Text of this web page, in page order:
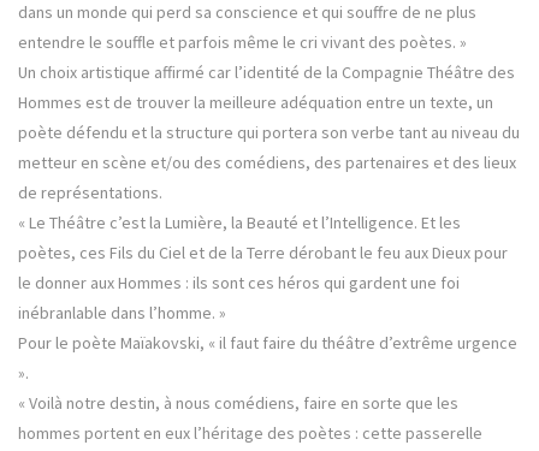
dans un monde qui perd sa conscience et qui souffre de ne plus
entendre le souffle et parfois même le cri vivant des poètes. »
Un choix artistique affirmé car l’identité de la Compagnie Théâtre des
Hommes est de trouver la meilleure adéquation entre un texte, un
poète défendu et la structure qui portera son verbe tant au niveau du
metteur en scène et/ou des comédiens, des partenaires et des lieux
de représentations.
« Le Théâtre c’est la Lumière, la Beauté et l’Intelligence. Et les
poètes, ces Fils du Ciel et de la Terre dérobant le feu aux Dieux pour
le donner aux Hommes : ils sont ces héros qui gardent une foi
inébranlable dans l’homme. »
Pour le poète Maïakovski, « il faut faire du théâtre d’extrême urgence
».
« Voilà notre destin, à nous comédiens, faire en sorte que les
hommes portent en eux l’héritage des poètes : cette passerelle